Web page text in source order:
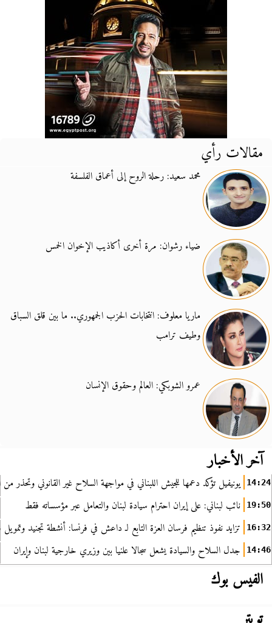
مقالات رأي
محمد سعيد: رحلة الروح إلى أعماق الفلسفة
ضياء رشوان: مرة أخرى أكاذيب الإخوان الخمس
ماريا معلوف: انتخابات الحزب الجمهوري.. ما بين قلق السباق
وطيف ترامب
عمرو الشوبكي: العالم وحقوق الإنسان
آخر الأخبار
14:24 يونيفيل تؤكد دعمها للجيش اللبناني في مواجهة السلاح غير القانوني وتحذر من
19:50 نائب لبناني: على إيران احترام سيادة لبنان والتعامل عبر مؤسساته فقط
16:32 تزايد نفوذ تنظيم فرسان العزة التابع لـ داعش في فرنسا: أنشطة تجنيد
14:46 جدل السلاح والسيادة يشعل سجالا علنيا بين وزيري خارجية لبنان وإيران
الفيس بوك